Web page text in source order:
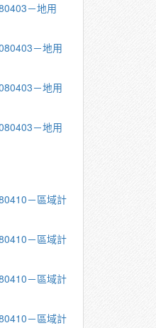
－地用
－地用
－地用
－地用
－區域計
－區域計
－區域計
－區域計